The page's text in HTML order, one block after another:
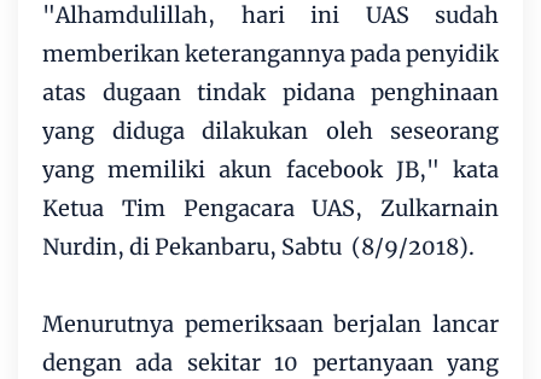
"Alhamdulillah, hari ini UAS sudah
memberikan keterangannya pada penyidik
atas dugaan tindak pidana penghinaan
yang diduga dilakukan oleh seseorang
yang memiliki akun facebook JB," kata
Ketua Tim Pengacara UAS, Zulkarnain
Nurdin, di Pekanbaru, Sabtu (8/9/2018).
Menurutnya pemeriksaan berjalan lancar
dengan ada sekitar 10 pertanyaan yang